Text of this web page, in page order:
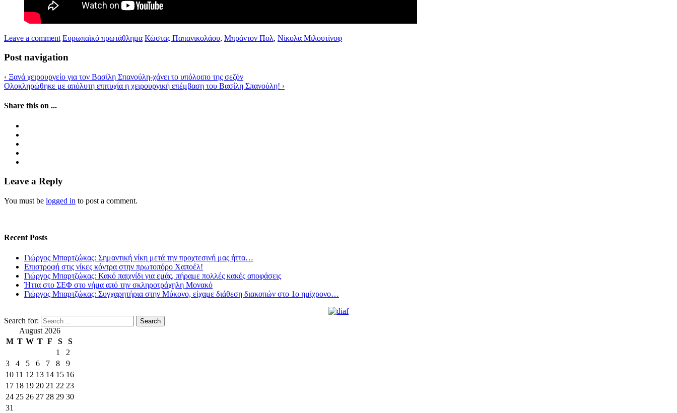
Leave a comment Ευρωπαϊκό πρωτάθλημα Κώστας Παπανικολάου, Μπράντον Πολ, Νίκολα Μιλουτίνοφ
Post navigation
‹ Ξανά χειρουργείο για τον Βασίλη Σπανούλη-χάνει το υπόλοιπο της σεζόν
Ολοκληρώθηκε με απόλυτη επιτυχία η χειρουργική επέμβαση του Βασίλη Σπανούλη! ›
Share this on ...
Leave a Reply
You must be logged in to post a comment.
Recent Posts
Γιώργος Μπαρτζώκας: Σημαντική νίκη μετά την προχτεσινή μας ήττα…
Επιστροφή στις νίκες κόντρα στην πρωτοπόρο Χαποέλ!
Γιώργος Μπαρτζώκας: Κακό παιχνίδι για εμάς, πήραμε πολλές κακές αποφάσεις
Ήττα στο ΣΕΦ στο νήμα από την σκληροτράχηλη Μονακό
Γιώργος Μπαρτζώκας: Συγχαρητήρια στην Μύκονο, είχαμε διάθεση διακοπών στο 1ο ημίχρονο…
Search for:
August 2026
M T W T F S
S
1
2
3
4 5 6 7 8
9
10 11 12 13 14 15 16
17 18 19 20 21 22 23
24 25 26 27 28 29 30
31